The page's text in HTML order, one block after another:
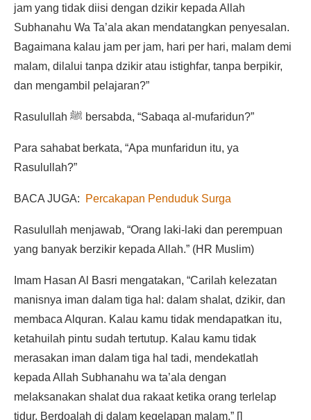
jam yang tidak diisi dengan dzikir kepada Allah
Subhanahu Wa Ta’ala akan mendatangkan penyesalan.
Bagaimana kalau jam per jam, hari per hari, malam demi
malam, dilalui tanpa dzikir atau istighfar, tanpa berpikir,
dan mengambil pelajaran?”
Rasulullah ﷺ bersabda, “Sabaqa al-mufaridun?”
Para sahabat berkata, “Apa munfaridun itu, ya
Rasulullah?”
BACA JUGA: Percakapan Penduduk Surga
Rasulullah menjawab, “Orang laki-laki dan perempuan
yang banyak berzikir kepada Allah.” (HR Muslim)
Imam Hasan Al Basri mengatakan, “Carilah kelezatan
manisnya iman dalam tiga hal: dalam shalat, dzikir, dan
membaca Alquran. Kalau kamu tidak mendapatkan itu,
ketahuilah pintu sudah tertutup. Kalau kamu tidak
merasakan iman dalam tiga hal tadi, mendekatlah
kepada Allah Subhanahu wa ta’ala dengan
melaksanakan shalat dua rakaat ketika orang terlelap
tidur. Berdoalah di dalam kegelapan malam.” []